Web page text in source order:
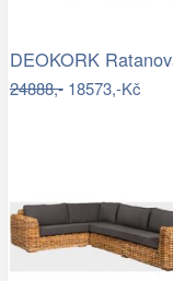
24888,-18573,-Kč